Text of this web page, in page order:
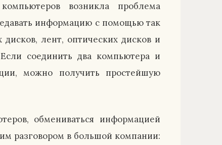
возникла проблема
информацию с помощью так
дисков, лент, оптических дисков и
соединить два компьютера и
можно получить простейшую
обмениваться информацией
разговором в большой компании: